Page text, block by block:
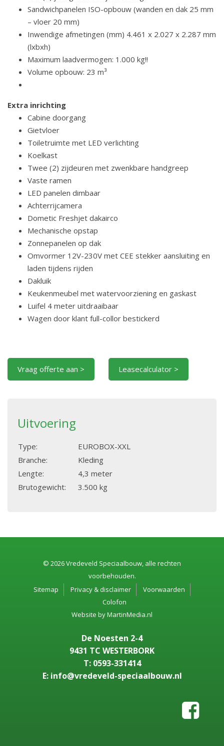
Sandwichpanelen ISO-opbouw (wanden en dak 25 mm
– vloer 20 mm)
Inwendige afmetingen (mm) 4.461 x 2.027 x 2.287 mm
(lxbxh)
Maximum laadvermogen: 1.000 kg!!
Volume opbouw: 23 m³
Extra inrichting
Cabine doorgang
Gietvloer
Toiletruimte met LED verlichting
Koelkast
Twee (2) zijdeuren met zwenkbare handgreep
Vaste ramen
LED panelen dimbaar
Achterrijcamera
Dometic Freshjet dakairco
Mechanische opstap
Zonnepanelen op dak
Omvormer 12V-230V met CEE stekker aansluiting en
laden tijdens rijden
Dakluik
Keukenmeubel met watervoorziening en gaskast
Luifel 4 meter uitdraaibaar
Wagen door klant full-collor bestickerd
Vraag offerte aan > Leasecalculator >
Uitvoering
Type:
EUROBOX-XXL
Branche:
Kleding
Lengte:
4,3 meter
Brutogewicht:
3.500 kg
© 2026 Vredeveld Speciaalbouw, alle rechten
voorbehouden.
Sitemap
Privacy & disclaimer
Voorwaarden
Colofon
Website byMartinMedia.nl
De Noesten 2-4
9431 TC WESTERBORK
T: 0593-331414
E: info@vredeveld-speciaalbouw.nl